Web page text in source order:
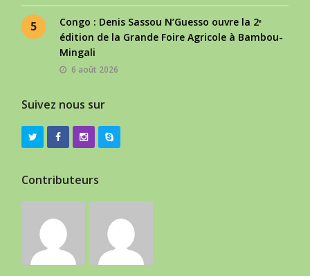
5
Congo : Denis Sassou N’Guesso ouvre la 2ᵉ
édition de la Grande Foire Agricole à Bambou-
Mingali
6 août 2026
Suivez nous sur
Contributeurs